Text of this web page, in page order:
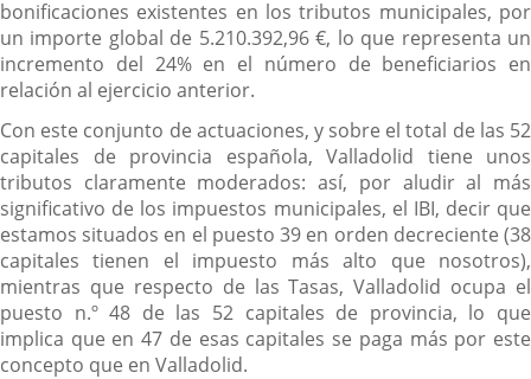
bonificaciones existentes en los tributos municipales, por
un importe global de 5.210.392,96 €, lo que representa un
incremento del 24% en el número de beneficiarios en
relación al ejercicio anterior.
Con este conjunto de actuaciones, y sobre el total de las 52
capitales de provincia española, Valladolid tiene unos
tributos claramente moderados: así, por aludir al más
significativo de los impuestos municipales, el IBI, decir que
estamos situados en el puesto 39 en orden decreciente (38
capitales tienen el impuesto más alto que nosotros),
mientras que respecto de las Tasas, Valladolid ocupa el
puesto n.º 48 de las 52 capitales de provincia, lo que
implica que en 47 de esas capitales se paga más por este
concepto que en Valladolid.